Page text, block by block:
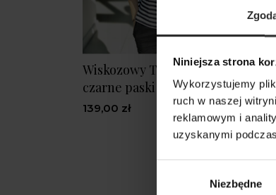
Niniejsza strona
Wykorzystujemy
ruch w naszej
reklamowym i
uzyskanymi
Niezbędne
Wiskozowy T-shirt w biało-
czarne paski Black&White
139,00 zł